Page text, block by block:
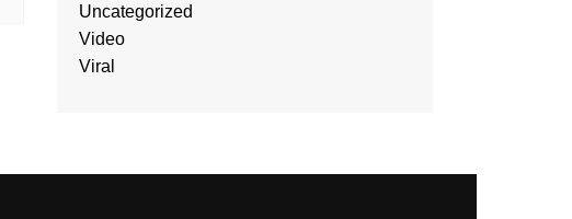
Uncategorized
Video
Viral